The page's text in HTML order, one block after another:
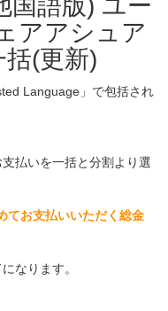
国語版) ユー
アアシュア
(更新)
Language」で包括され
払いを一括と分割より選
てお支払いいただく総金
なります。